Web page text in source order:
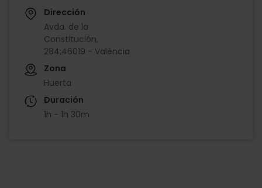
Dirección
Avda. de la
Constitución,
284;46019 - València
Zona
Huerta
Duración
1h - 1h 30m